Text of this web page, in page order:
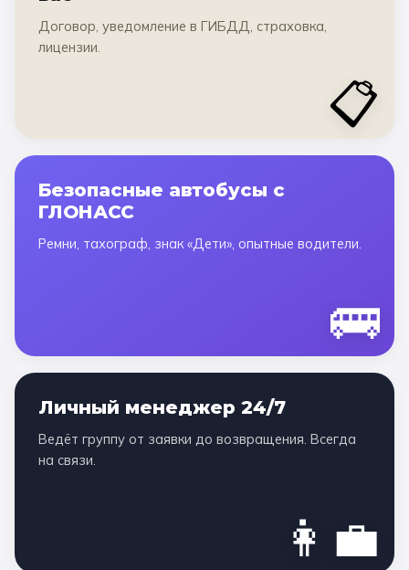
Договор, уведомление в ГИБДД, страховка,
лицензии.
📋
Безопасные автобусы с
ГЛОНАСС
Ремни, тахограф, знак «Дети», опытные водители.
🚌
Личный менеджер 24/7
Ведёт группу от заявки до возвращения. Всегда
на связи.
👩‍💼